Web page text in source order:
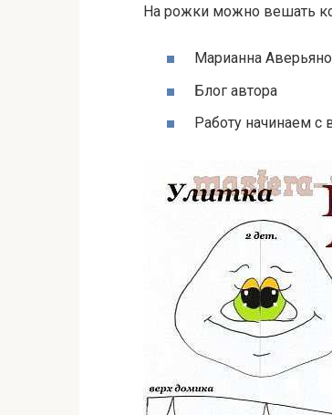
На рожки можно вешать
Марианна
Блог автора
Работу начинаем с